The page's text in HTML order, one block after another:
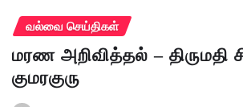
வல்வை செய்திகள்
மரண அறிவித்தல் – திருமதி
குமரகுரு